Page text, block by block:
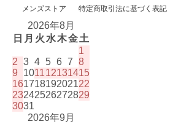
メンズストア
特定商取引法に基づく表記
2026年8月
日 月 火 水木金土
1
2 3 4 5 6 7 8
9
101112131415
16171819202122
23242526272829
3031
2026年9月